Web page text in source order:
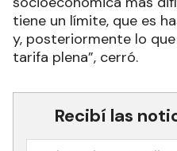
tiene un límite, que es
y, posteriormente lo
tarifa plena”, cerró.
Recibí las